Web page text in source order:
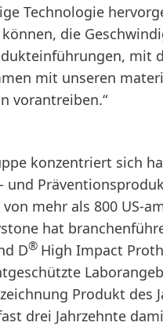
Technologie
die
mit
mit unseren
vorantreiben.“
konzentriert sich
und
mehr als 800 US-
hat
D® High Impact
Produkt des
drei Jahrzehnte